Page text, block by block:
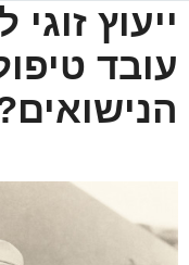
ייעוץ
עובד